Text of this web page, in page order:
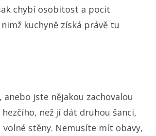
chybí osobitost a pocit
kuchyně získá právě tu
jste nějakou zachovalou
než jí dát druhou šanci,
stěny. Nemusíte mít obavy,